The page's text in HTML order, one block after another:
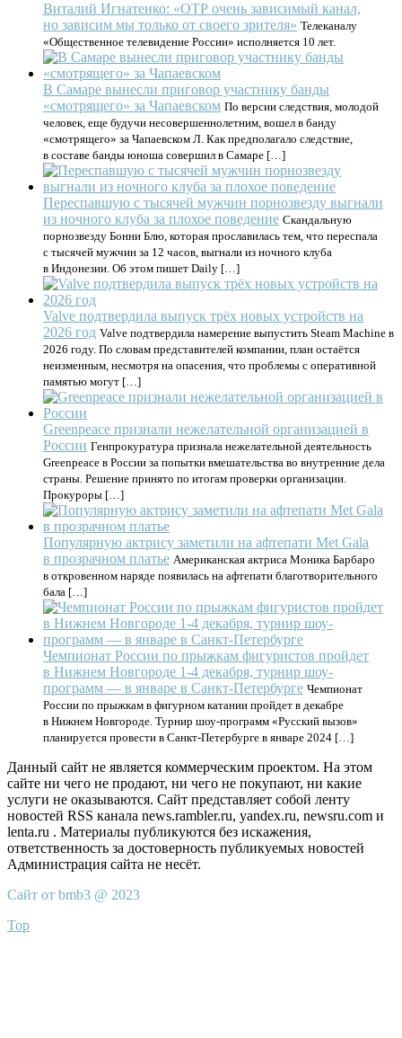
Виталий Игнатенко: «ОТР очень зависимый канал,
но зависим мы только от своего зрителя» Телеканалу
«Общественное телевидение России» исполняется 10 лет.
В Самаре вынесли приговор участнику банды
«смотрящего» за Чапаевском По версии следствия, молодой
человек, еще будучи несовершеннолетним, вошел в банду
«смотрящего» за Чапаевском Л. Как предполагало следствие,
в составе банды юноша совершил в Самаре […]
Переспавшую с тысячей мужчин порнозвезду выгнали
из ночного клуба за плохое поведение Скандальную
порнозвезду Бонни Блю, которая прославилась тем, что переспала
с тысячей мужчин за 12 часов, выгнали из ночного клуба
в Индонезии. Об этом пишет Daily […]
Valve подтвердила выпуск трёх новых устройств на
2026 год Valve подтвердила намерение выпустить Steam Machine в
2026 году. По словам представителей компании, план остаётся
неизменным, несмотря на опасения, что проблемы с оперативной
памятью могут […]
Greenpeace признали нежелательной организацией в
России Генпрокуратура признала нежелательной деятельность
Greenpeace в России за попытки вмешательства во внутренние дела
страны. Решение принято по итогам проверки организации.
Прокуроры […]
Популярную актрису заметили на афтепати Met Gala
в прозрачном платье Американская актриса Моника Барбаро
в откровенном наряде появилась на афтепати благотворительного
бала […]
Чемпионат России по прыжкам фигуристов пройдет
в Нижнем Новгороде 1-4 декабря, турнир шоу-
программ — в январе в Санкт-Петербурге Чемпионат
России по прыжкам в фигурном катании пройдет в декабре
в Нижнем Новгороде. Турнир шоу-программ «Русский вызов»
планируется провести в Санкт-Петербурге в январе 2024 […]
Данный сайт не является коммерческим проектом. На этом
сайте ни чего не продают, ни чего не покупают, ни какие
услуги не оказываются. Сайт представляет собой ленту
новостей RSS канала news.rambler.ru, yandex.ru, newsru.com и
lenta.ru . Материалы публикуются без искажения,
ответственность за достоверность публикуемых новостей
Администрация сайта не несёт.
Сайт от bmb3 @ 2023
Top